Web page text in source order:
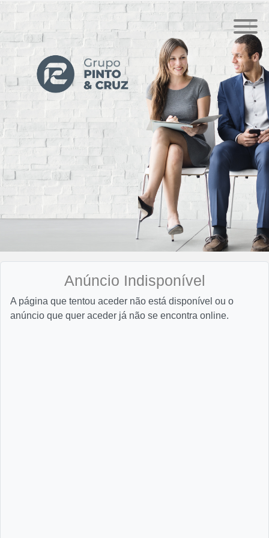
Anúncio Indisponível
A página que tentou aceder não está disponível ou o
anúncio que quer aceder já não se encontra online.